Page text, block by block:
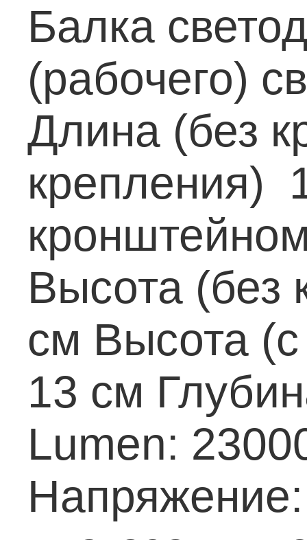
Балка
(рабочего)
Длина (без
крепления)
Высота (без
см Высота
13 см
Lumen: